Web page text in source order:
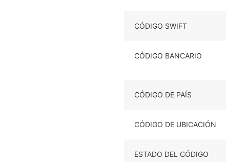
CÓDIGO SWIFT
CÓDIGO BANCARIO
CÓDIGO DE PAÍS
CÓDIGO DE UBICACIÓN
ESTADO DEL CÓDIGO